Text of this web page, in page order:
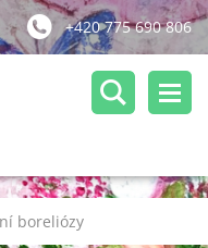
+420 775 690 806
boreliózy